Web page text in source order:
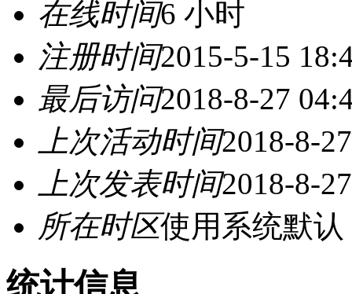
在线时间6 小时
注册时间2015-5-15
最后访问2018-8-27
上次活动时间2018-8-
上次发表时间2018-8-
所在时区使用系统默认
统计信息